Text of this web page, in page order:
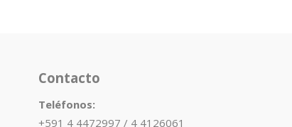
Contacto
Teléfonos:
+591 4 4472997 / 4 4126061